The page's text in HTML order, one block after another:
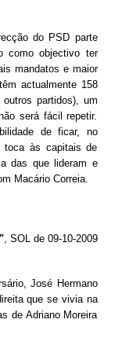
do PSD parte
como objectivo ter
mandatos e maior
actualmente 158
partidos), um
será fácil repetir.
de ficar, no
toca às capitais de
das que lideram e
Macário Correia.
, SOL de 09-10-2009
José Hermano
que se vivia na
de Adriano Moreira